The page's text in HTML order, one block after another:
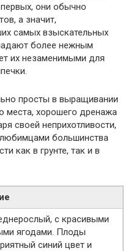
они обычно
а значит,
самых взыскательных
более нежным
их незаменимыми для
просты в выращивании
места, хорошего дренажа
своей неприхотливости,
любимцами большинства
как в грунте, так и в
с красивыми
ягодами. Плоды
синий цвет и